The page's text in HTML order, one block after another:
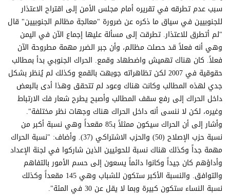
سبب عدم تطرقه في تقريره أمام مجلس الأمن إلى اقتراح الاعتذار
للجنوبيين في سياق ما ذكره عن ضرورة "معالجة مظالم الجنوبيين" قال
"لم أتطرق للاعتذار. تطرقت إلى مسألة عليها إجماع الآن في اليمن
وهي أنه فعلاً قد حصلت مظالم، وأن جبر الضرر مهمة مطروحة الآن
فعلاً. كان هناك تهميش واضطهاد وقمع. الحراك الجنوبي بدأ بمطالب
حقوقية في 2007 لكن تظاهراته جوبهت بالقمع وكذلك لم يُنظر بشكل
جدي لهذه المطالب وكانت هناك وعود لم تتحقق وهذا أدى بالبعض
داخل الحراك إلى رفع سقف المطالب وأصبح يطرح شعار فك الارتباط
وغيره، لكن لا ننسى أنه داخل الحراك هناك وجهات نظر مختلفة".
وأشار إلى أن الحراك سيكون ممثلاً بـ85 مقعداً وهي نسبة أكبر من
نسبة حزب الإصلاح (50) والحزب الاشتراكي (37). وأضاف: "نسبة الحراك
مهمة جداً وكذلك هناك نسبة للحوثيين الذين شاركوا في لجنة الإعداد
وأداؤهم كان جيداً وكانوا دائماً يسعون إلى حسم الأمور بالتفاهم
والتوافق. والنسبة الأكبر ستكون للشباب وهي 145 مقعداً وكذلك
نسبة النساء ستكون كبيرة وبما لا يقل عن 30 في المئة".